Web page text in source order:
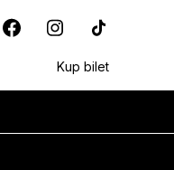
Kup bilet